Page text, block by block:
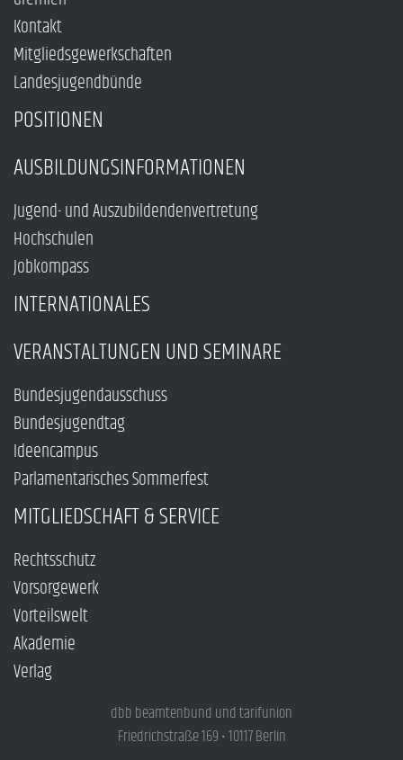
Kontakt
Mitgliedsgewerkschaften
Landesjugendbünde
POSITIONEN
AUSBILDUNGSINFORMATIONEN
Jugend- und Auszubildendenvertretung
Hochschulen
Jobkompass
INTERNATIONALES
VERANSTALTUNGEN UND SEMINARE
Bundesjugendausschuss
Bundesjugendtag
Ideencampus
Parlamentarisches Sommerfest
MITGLIEDSCHAFT & SERVICE
Rechtsschutz
Vorsorgewerk
Vorteilswelt
Akademie
Verlag
dbb beamtenbund und tarifunion
Friedrichstraße 169 • 10117 Berlin